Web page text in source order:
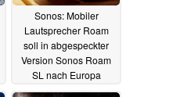
Sonos: Mobiler
Lautsprecher Roam
soll in abgespeckter
Version Sonos Roam
SL nach Europa
kommen18.02.2022